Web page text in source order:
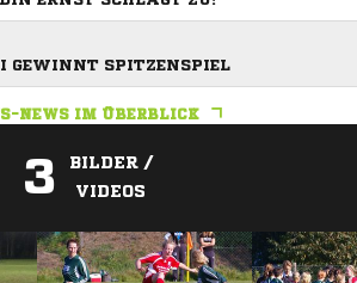
GEWINNT SPITZENSPIEL
NEWS IM ÜBERBLICK
3
BILDER /
VIDEOS